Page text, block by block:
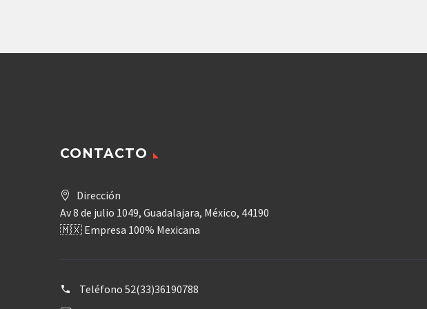
CONTACTO
Dirección
Av 8 de julio 1049, Guadalajara, México, 44190
🇲🇽 Empresa 100% Mexicana
Teléfono 52(33)36190788